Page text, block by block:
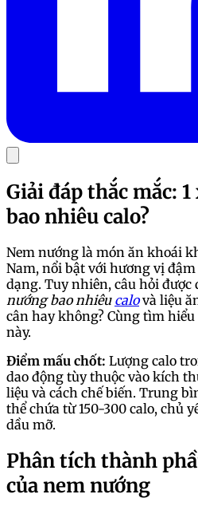
Giải đáp thắc mắc:
bao nhiêu calo?
Nem nướng là món ăn khoái
Nam, nổi bật với hương vị đậm
dạng. Tuy nhiên, câu hỏi được
nướng bao nhiêu calovà liệu
cân hay không? Cùng tìm
này.
Điểm mấu chốt: Lượng calo
dao động tùy thuộc vào kích
liệu và cách chế biến. Trung
thể chứa từ 150-300 calo, chủ
dầu mỡ.
Phân tích thành
của nem nướng